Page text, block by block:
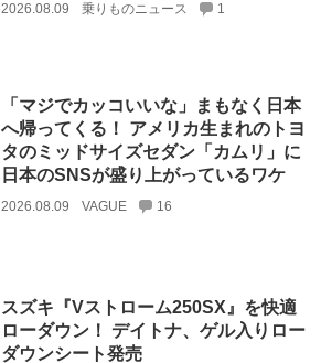
2026.08.09 乗りものニュース 1
「マジでカッコいいな」まもなく日本
へ帰ってくる！ アメリカ生まれのトヨ
タのミッドサイズセダン「カムリ」に
日本のSNSが盛り上がっているワケ
2026.08.09 VAGUE 16
スズキ『Vストローム250SX』を快適
ローダウン！ デイトナ、ゲル入りロー
ダウンシート発売